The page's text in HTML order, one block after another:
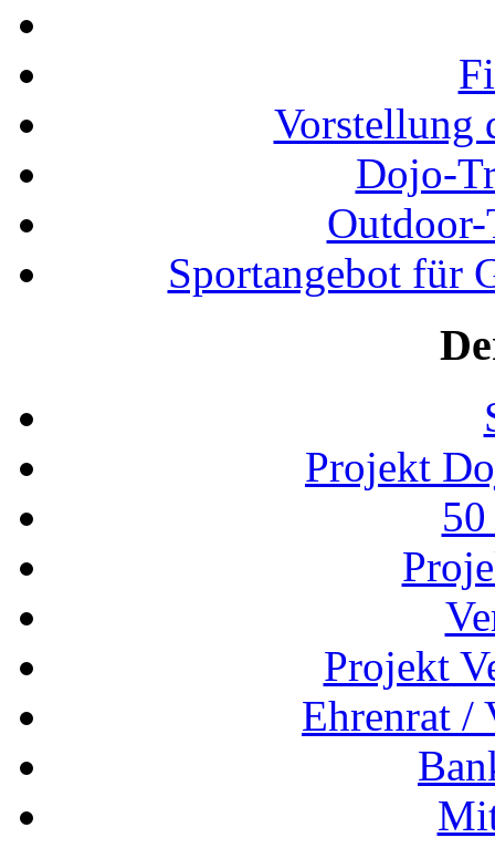
Vorstellung
Dojo-
Sportangebot für
Projekt
Projekt
Ehrenrat /